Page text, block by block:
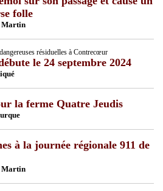
folle
Martin
résiduelles à Contrecœur
le 24 septembre 2024
la ferme Quatre Jeudis
à la journée régionale 911 de
Martin